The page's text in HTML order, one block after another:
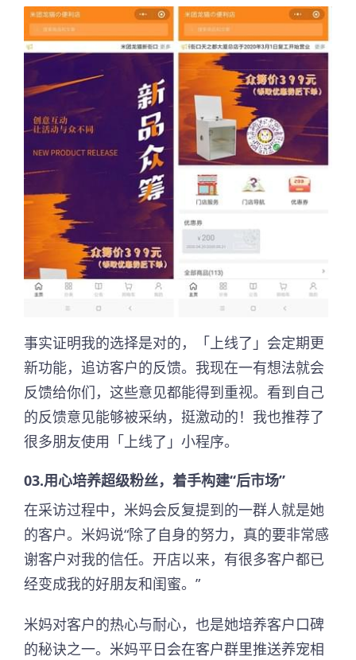
事实证明我的选择是对的，「上线了」会定期更
新功能，追访客户的反馈。我现在一有想法就会
反馈给你们，这些意见都能得到重视。看到自己
的反馈意见能够被采纳，挺激动的！我也推荐了
很多朋友使用「上线了」小程序。
03.用心培养超级粉丝，着手构建“后市场”
在采访过程中，米妈会反复提到的一群人就是她
的客户。米妈说“除了自身的努力，真的要非常感
谢客户对我的信任。开店以来，有很多客户都已
经变成我的好朋友和闺蜜。”
米妈对客户的热心与耐心，也是她培养客户口碑
的秘诀之一。米妈平日会在客户群里推送养宠相